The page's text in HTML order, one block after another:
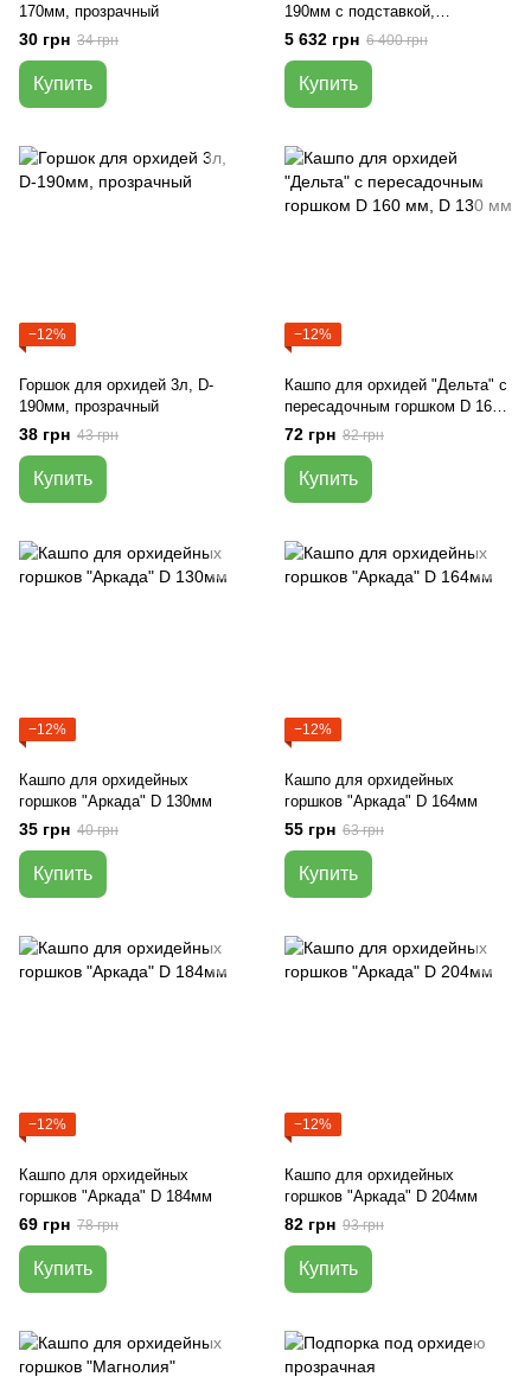
170мм, прозрачный
30 грн 34 грн
Купить
190мм с подставкой,
прозрачный
5 632 грн 6 400 грн
Купить
−12%
Горшок для орхидей 3л, D-
190мм, прозрачный
38 грн 43 грн
Купить
−12%
Кашпо для орхидей "Дельта" с
пересадочным горшком D 160
мм, D 130 мм
72 грн 82 грн
Купить
−12%
Кашпо для орхидейных
горшков "Аркада" D 130мм
35 грн 40 грн
Купить
−12%
Кашпо для орхидейных
горшков "Аркада" D 164мм
55 грн 63 грн
Купить
−12%
Кашпо для орхидейных
горшков "Аркада" D 184мм
69 грн 78 грн
Купить
−12%
Кашпо для орхидейных
горшков "Аркада" D 204мм
82 грн 93 грн
Купить